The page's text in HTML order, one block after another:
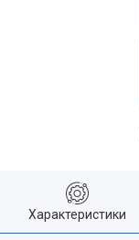
Характеристики